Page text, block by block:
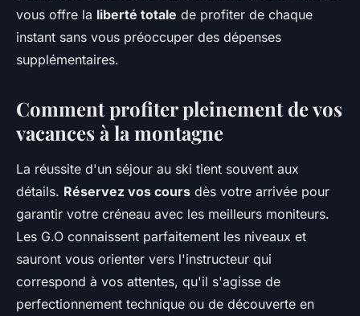
vous offre la liberté totale de profiter de chaque
instant sans vous préoccuper des dépenses
supplémentaires.
Comment profiter pleinement de vos
vacances à la montagne
La réussite d'un séjour au ski tient souvent aux
détails. Réservez vos cours dès votre arrivée pour
garantir votre créneau avec les meilleurs moniteurs.
Les G.O connaissent parfaitement les niveaux et
sauront vous orienter vers l'instructeur qui
correspond à vos attentes, qu'il s'agisse de
perfectionnement technique ou de découverte en